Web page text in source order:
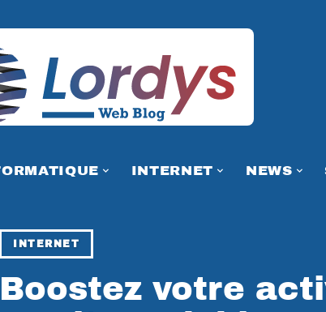
INTERNET NEWS
INTERNET
Boostez votre